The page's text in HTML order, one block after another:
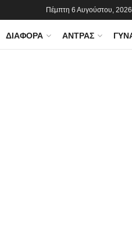
Πέμπτη 6 Αυγούστου, 2026
ΔΙΆΦΟΡΑ ΆΝΤΡΑΣ